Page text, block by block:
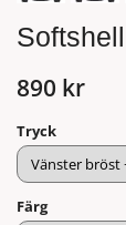
890 kr
Tryck
Färg